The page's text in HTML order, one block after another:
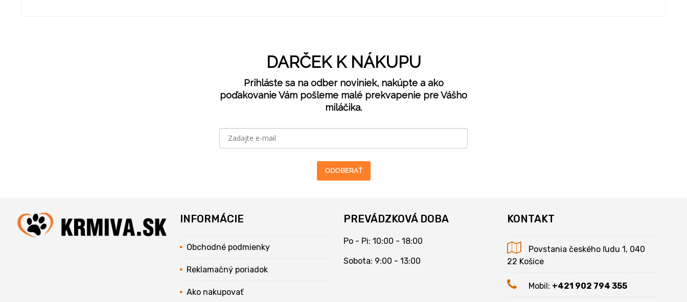
DARČEK K NÁKUPU
Prihláste sa na odber noviniek, nakúpte a ako
poďakovanie Vám pošleme malé prekvapenie pre Vášho
miláčika.
ODOBERAŤ
INFORMÁCIE
Obchodné podmienky
Reklamačný poriadok
Ako nakupovať
PREVÁDZKOVÁ DOBA
Po - Pi: 10:00 - 18:00
Sobota: 9:00 - 13:00
KONTAKT
Povstania českého ľudu 1, 040
22 Košice
Mobil: +421 902 794 355